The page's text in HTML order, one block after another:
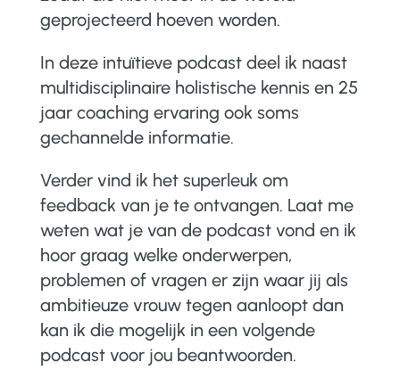
geprojecteerd hoeven worden.
In deze intuïtieve podcast deel ik naast
multidisciplinaire holistische kennis en 25
jaar coaching ervaring ook soms
gechannelde informatie.
Verder vind ik het superleuk om
feedback van je te ontvangen. Laat me
weten wat je van de podcast vond en ik
hoor graag welke onderwerpen,
problemen of vragen er zijn waar jij als
ambitieuze vrouw tegen aanloopt dan
kan ik die mogelijk in een volgende
podcast voor jou beantwoorden.